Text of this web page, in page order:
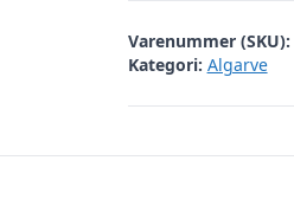
Varenummer (SKU):
Kategori: Algarve